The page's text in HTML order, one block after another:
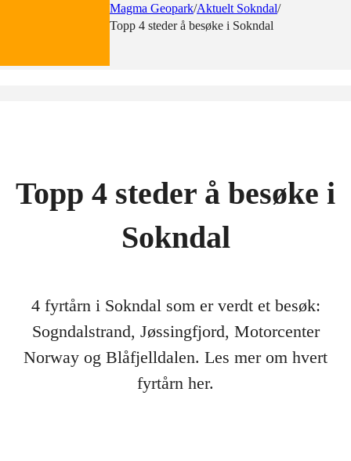
Magma Geopark/Aktuelt Sokndal/
Topp 4 steder å besøke i Sokndal
Topp 4 steder å besøke i
Sokndal
4 fyrtårn i Sokndal som er verdt et besøk:
Sogndalstrand, Jøssingfjord, Motorcenter
Norway og Blåfjelldalen. Les mer om hvert
fyrtårn her.